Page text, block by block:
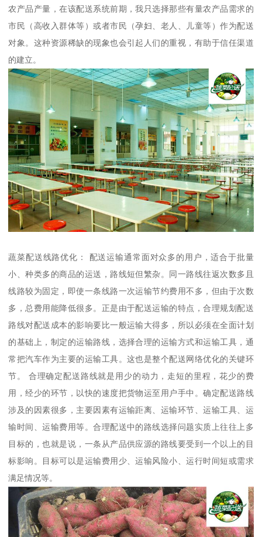
农产品产量，在该配送系统前期，我只选择那些有量农产品需求的
市民（高收入群体等）或者市民（孕妇、老人、儿童等）作为配送
对象。这种资源稀缺的现象也会引起人们的重视，有助于信任渠道
的建立。
蔬菜配送线路优化： 配送运输通常面对众多的用户，适合于批量
小、种类多的商品的运送，路线短但繁杂。同一路线往返次数多且
线路较为固定，即使一条线路一次运输节约费用不多，但由于次数
多，总费用能降低很多。正是由于配送运输的特点，合理规划配送
路线对配送成本的影响要比一般运输大得多，所以必须在全面计划
的基础上，制定的运输路线，选择合理的运输方式和运输工具，通
常把汽车作为主要的运输工具。这也是整个配送网络优化的关键环
节。 合理确定配送路线就是用少的动力，走短的里程，花少的费
用，经少的环节，以快的速度把货物运至用户手中。确定配送路线
涉及的因素很多，主要因素有运输距离、运输环节、运输工具、运
输时间、运输费用等。合理配送中的路线选择问题实质上往往上多
目标的，也就是说，一条从产品供应源的路线要受到一个以上的目
标影响。目标可以是运输费用少、运输风险小、运行时间短或需求
满足情况等。